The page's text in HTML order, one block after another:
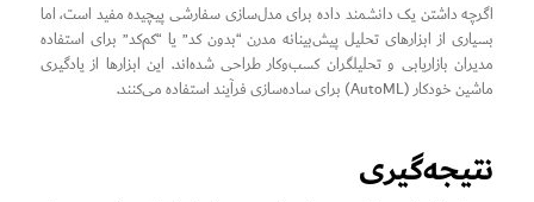
اگرچه داشتن یک دانشمند داده برای مدل‌سازی سفارشی پیچیده مفید است، اما
بسیاری از ابزارهای تحلیل پیش‌بینانه مدرن “بدون کد” یا “کم‌کد” برای استفاده
مدیران بازاریابی و تحلیلگران کسب‌وکار طراحی شده‌اند. این ابزارها از یادگیری
ماشین خودکار (AutoML) برای ساده‌سازی فرآیند استفاده می‌کنند.
نتیجه‌گیری